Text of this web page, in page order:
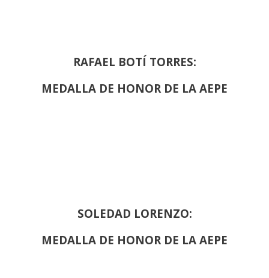
RAFAEL BOTÍ TORRES:
MEDALLA DE HONOR DE LA AEPE
SOLEDAD LORENZO:
MEDALLA DE HONOR DE LA AEPE